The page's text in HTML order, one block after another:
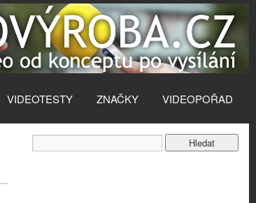
VIDEOTESTY ZNAČKY VIDEOPOŘAD